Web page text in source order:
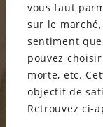
vous faut
sur le
sentiment
pouvez
morte, etc.
objectif de
Retrouvez ci-